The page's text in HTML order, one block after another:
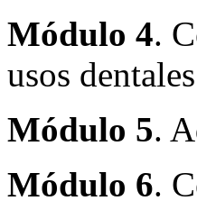
Módulo 4.
usos
Módulo 5.
Módulo 6.